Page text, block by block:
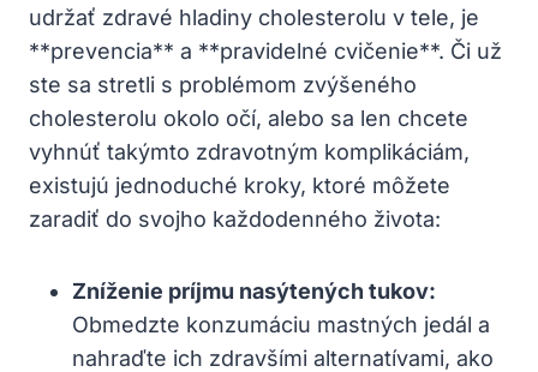
udržať zdravé hladiny cholesterolu v tele, je
**prevencia** a **pravidelné cvičenie**. Či už
ste sa stretli s problémom zvýšeného
cholesterolu okolo očí, alebo sa len chcete
vyhnúť takýmto zdravotným​ komplikáciám,
existujú⁣ jednoduché kroky, ktoré môžete
zaradiť do​ svojho každodenného života:
Zníženie príjmu nasýtených tukov:
Obmedzte konzumáciu mastných jedál a
nahraďte ich zdravšími alternatívami, ⁣ako